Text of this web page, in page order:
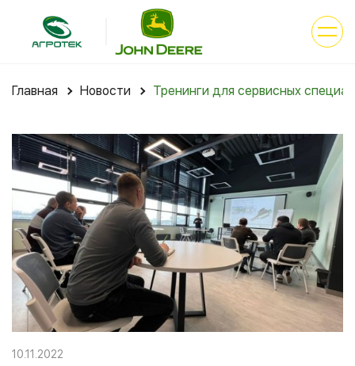
Главная Новости Тренинги для сервисных
10.11.2022